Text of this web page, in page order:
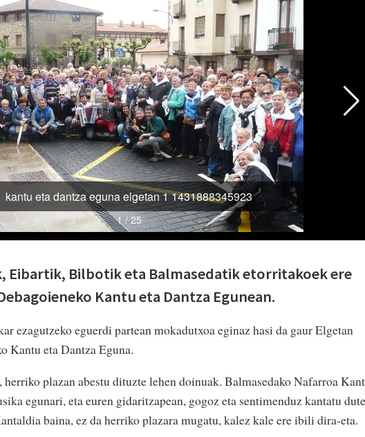
Eibartik, Bilbotik eta Balmasedatik etorritakoek ere
Kantu eta Dantza Egunean.
ezagutzeko eguerdi partean mokadutxoa eginaz hasi da gaur Elgetan
Kantu eta Dantza Eguna.
plazan abestu dituzte lehen doinuak. Balmasedako Nafarroa
egunari, eta euren gidaritzapean, gogoz eta sentimenduz kantatu dute
baina, ez da herriko plazara mugatu, kalez kale ere ibili dira-eta.